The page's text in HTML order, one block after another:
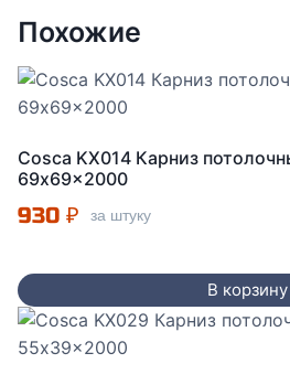
Похожие
Cosca KX014 Карниз
69x69x2000
930 ₽ за штуку
В корзину